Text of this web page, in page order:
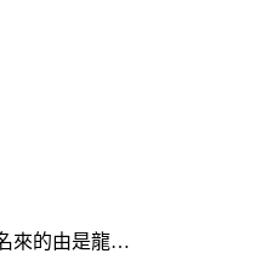
來的由是龍…